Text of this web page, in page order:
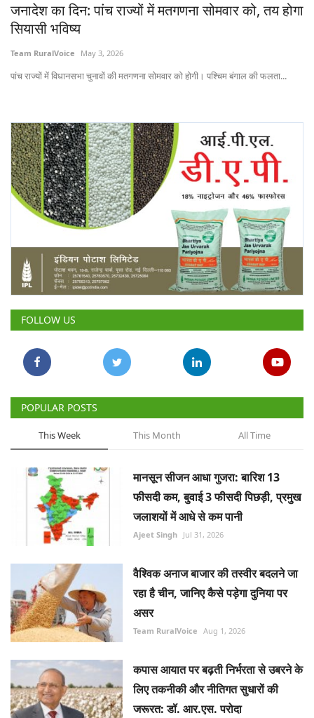
Events
Agribusiness
Cooperatives
International
Rural Dialogue
Ground Report
Rural Connect
Gallery
National
Latest News
Agriculture Conclave and NACOF
Awards 2022
Agri Start-Ups
Language
English Hindi
जनादेश का दिन: पांच राज्यों में मतगणना सोमवार को, तय होगा
सियासी भविष्य
Team RuralVoice May 3, 2026
पांच राज्यों में विधानसभा चुनावों की मतगणना सोमवार को होगी। पश्चिम बंगाल की फलता...
FOLLOW US
POPULAR POSTS
This Week This Month All Time
मानसून सीजन आधा गुजरा: बारिश 13
फीसदी कम, बुवाई 3 फीसदी पिछड़ी, प्रमुख
जलाशयों में आधे से कम पानी
Ajeet Singh Jul 31, 2026
वैश्विक अनाज बाजार की तस्वीर बदलने जा
रहा है चीन, जानिए कैसे पड़ेगा दुनिया पर
असर
Team RuralVoice Aug 1, 2026
कपास आयात पर बढ़ती निर्भरता से उबरने के
लिए तकनीकी और नीतिगत सुधारों की
जरूरत: डॉ. आर.एस. परोदा